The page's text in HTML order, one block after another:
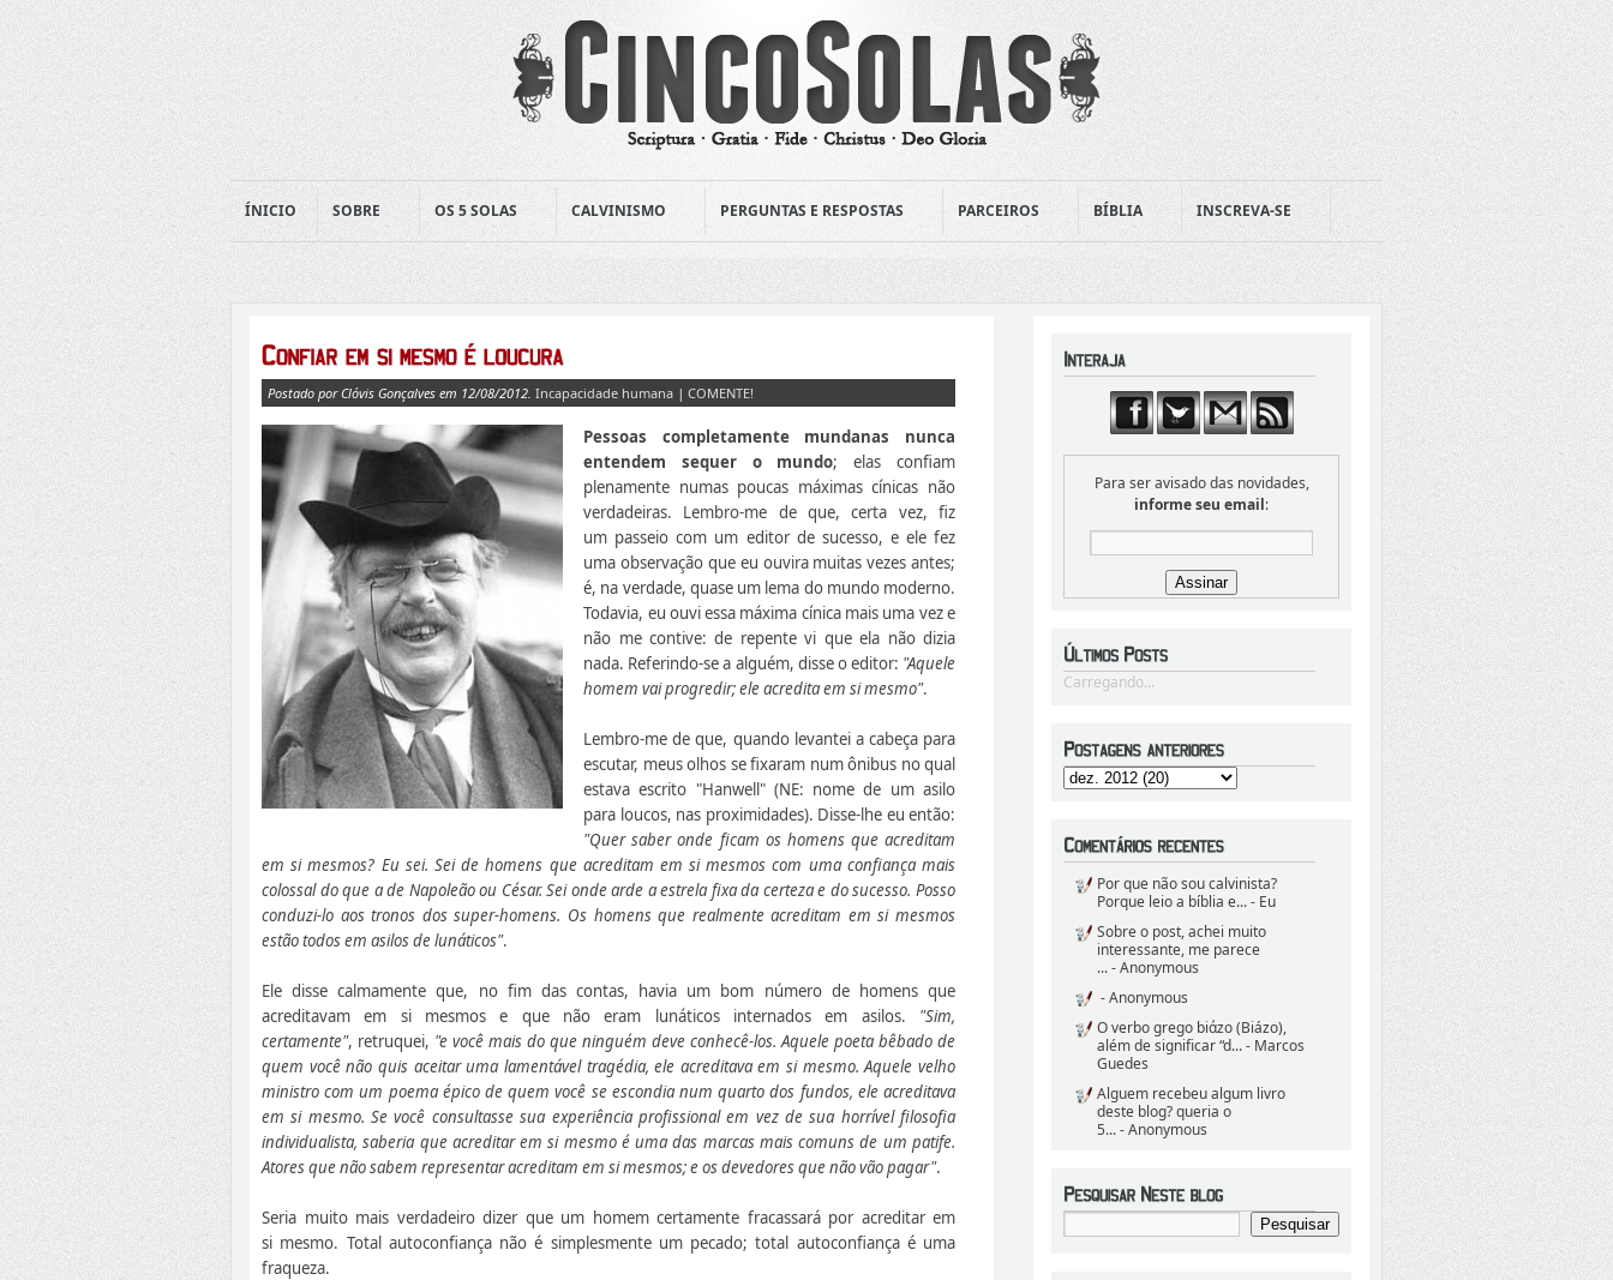
ÍNICIO SOBRE OS 5 SOLAS CALVINISMO PERGUNTAS E RESPOSTAS PARCEIROS BÍBLIA INSCREVA-SE
Para ser avisado das novidades,
informe seu email:
Carregando...
Por que não sou calvinista?
Porque leio a bíblia e...- Eu
Sobre o post, achei muito
interessante, me parece
...- Anonymous
- Anonymous
O verbo grego biάzo (Biázo),
além de significar “d...- Marcos
Guedes
Alguem recebeu algum livro
deste blog? queria o
5...- Anonymous
Postado por Clóvis Gonçalves em 12/08/2012. Incapacidade humana | COMENTE!
Pessoas completamente mundanas nunca
entendem sequer o mundo; elas confiam
plenamente numas poucas máximas cínicas não
verdadeiras. Lembro-me de que, certa vez, fiz
um passeio com um editor de sucesso, e ele fez
uma observação que eu ouvira muitas vezes antes;
é, na verdade, quase um lema do mundo moderno.
Todavia, eu ouvi essa máxima cínica mais uma vez e
não me contive: de repente vi que ela não dizia
nada. Referindo-se a alguém, disse o editor: "Aquele
homem vai progredir; ele acredita em si mesmo".
Lembro-me de que, quando levantei a cabeça para
escutar, meus olhos se fixaram num ônibus no qual
estava escrito "Hanwell" (NE: nome de um asilo
para loucos, nas proximidades). Disse-lhe eu então:
"Quer saber onde ficam os homens que acreditam
em si mesmos? Eu sei. Sei de homens que acreditam em si mesmos com uma confiança mais
colossal do que a de Napoleão ou César. Sei onde arde a estrela fixa da certeza e do sucesso. Posso
conduzi-lo aos tronos dos super-homens. Os homens que realmente acreditam em si mesmos
estão todos em asilos de lunáticos".
Ele disse calmamente que, no fim das contas, havia um bom número de homens que
acreditavam em si mesmos e que não eram lunáticos internados em asilos. "Sim,
certamente", retruquei, "e você mais do que ninguém deve conhecê-los. Aquele poeta bêbado de
quem você não quis aceitar uma lamentável tragédia, ele acreditava em si mesmo. Aquele velho
ministro com um poema épico de quem você se escondia num quarto dos fundos, ele acreditava
em si mesmo. Se você consultasse sua experiência profissional em vez de sua horrível filosofia
individualista, saberia que acreditar em si mesmo é uma das marcas mais comuns de um patife.
Atores que não sabem representar acreditam em si mesmos; e os devedores que não vão pagar".
Seria muito mais verdadeiro dizer que um homem certamente fracassará por acreditar em
si mesmo. Total autoconfiança não é simplesmente um pecado; total autoconfiança é uma
fraqueza.